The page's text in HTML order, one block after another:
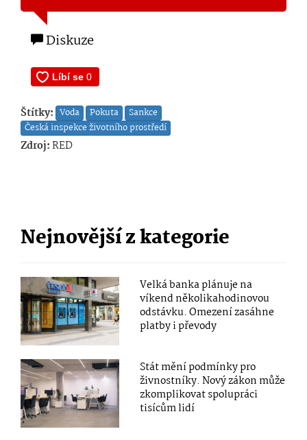
Diskuze
Štítky: Voda Pokuta
Sankce
Česká inspekce životního prostředí
Zdroj:RED
Nejnovější z kategorie
Velká banka plánuje na
víkend několikahodinovou
odstávku. Omezení zasáhne
platby i převody
Stát mění podmínky pro
živnostníky. Nový zákon může
zkomplikovat spolupráci
tisícům lidí